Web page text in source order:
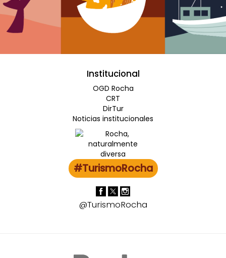
Institucional
OGD Rocha
CRT
DirTur
Noticias institucionales
#TurismoRocha
@TurismoRocha